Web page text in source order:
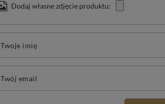
Dodaj własne zdjęcie produktu:
Twoje imię
Twój email